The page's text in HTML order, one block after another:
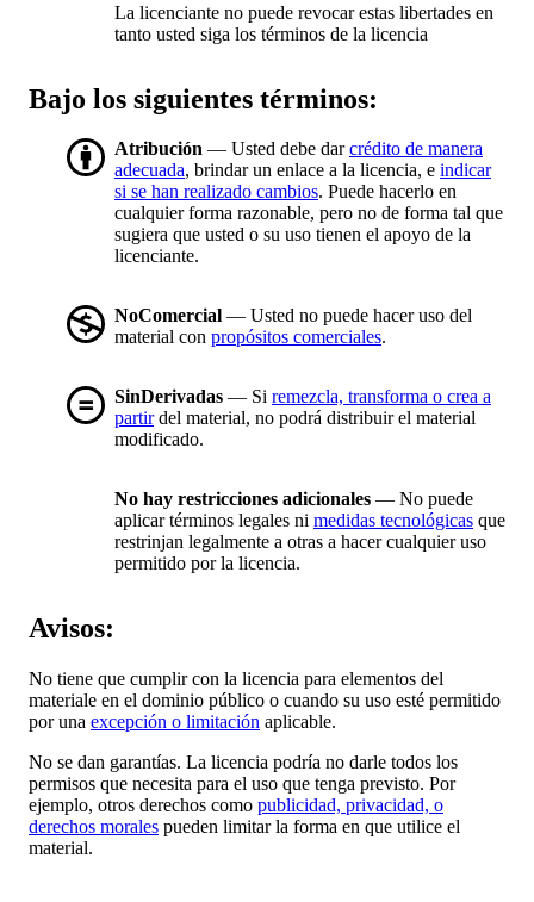
La licenciante no puede revocar estas libertades en
tanto usted siga los términos de la licencia
Bajo los siguientes términos:
Atribución — Usted debe darcrédito de manera
adecuada, brindar un enlace a la licencia, e indicar
si se han realizado cambios. Puede hacerlo en
cualquier forma razonable, pero no de forma tal que
sugiera que usted o su uso tienen el apoyo de la
licenciante.
NoComercial — Usted no puede hacer uso del
material con propósitos comerciales.
SinDerivadas — Si remezcla, transforma o crea a
partirdel material, no podrá distribuir el material
modificado.
No hay restricciones adicionales — No puede
aplicar términos legales ni medidas tecnológicas que
restrinjan legalmente a otras a hacer cualquier uso
permitido por la licencia.
Avisos:
No tiene que cumplir con la licencia para elementos del
materiale en el dominio público o cuando su uso esté permitido
por una excepción o limitación aplicable.
No se dan garantías. La licencia podría no darle todos los
permisos que necesita para el uso que tenga previsto. Por
ejemplo, otros derechos como publicidad, privacidad, o
derechos morales pueden limitar la forma en que utilice el
material.